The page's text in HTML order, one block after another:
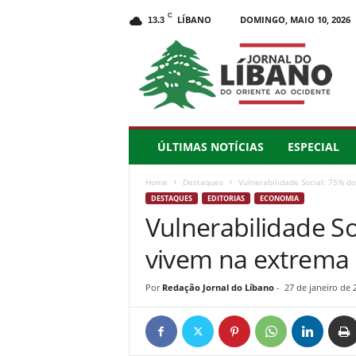
13.3 C LÍBANO DOMINGO, MAIO 10, 2026
o
ÚLTIMAS NOTÍCIAS ESPECIAL
Home Destaques Vulnerabilidade Social: 75%
DESTAQUES EDITORIAS ECONOMIA
Vulnerabilidade
vivem na
Por Redação Jornal do Líbano- 27 de janeiro de